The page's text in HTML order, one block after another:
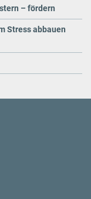
– fördern
Stress abbauen